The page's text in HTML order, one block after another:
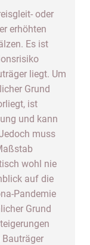
oder
erhöhten
Es ist
liegt. Um
Grund
ist
und kann
muss
wohl nie
auf die
Pandemie
Grund